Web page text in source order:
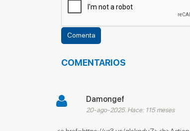
COMENTARIOS
Damongef
20-ago-2025. Hace: 115 meses